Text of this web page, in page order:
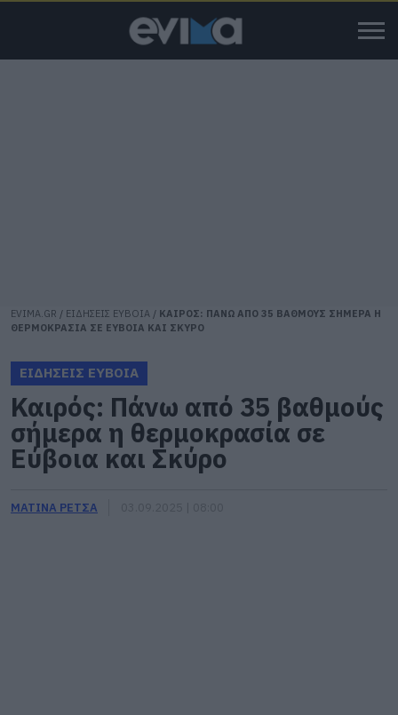
EVIMA.GR / ΕΙΔΗΣΕΙΣ ΕΥΒΟΙΑ / ΚΑΙΡΟΣ: ΠΑΝΩ ΑΠΟ 35 ΒΑΘΜΟΥΣ ΣΗΜΕΡΑ Η
ΘΕΡΜΟΚΡΑΣΙΑ ΣΕ ΕΥΒΟΙΑ ΚΑΙ ΣΚΥΡΟ
ΕΙΔΗΣΕΙΣ ΕΥΒΟΙΑ
Καιρός: Πάνω από 35 βαθμούς
σήμερα η θερμοκρασία σε
Εύβοια και Σκύρο
ΜΑΤΙΝΑ ΡΕΤΣΑ